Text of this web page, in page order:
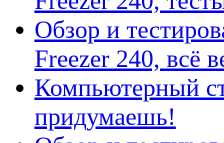
Обзор и
Freezer 240, всё
Компьютерный
придумаешь!